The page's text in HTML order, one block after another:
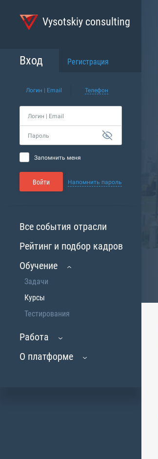
Vysotskiy consulting
Вход Регистрация
Логин | Email Телефон
Логин | Email
Пароль
Запомнить меня
Войти Напомнить пароль
Все события отрасли
Рейтинг и подбор кадров
Обучение
Задачи
Курсы
Тестирования
Работа
О платформе